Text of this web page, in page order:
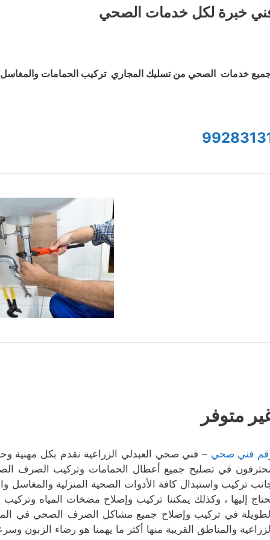
خبرة لكل خدمات الصحي
خدمات الصحي من تسليك المجاري تركيب الحمامات
متوفر
فني صحي – فني صحي العبدلي الزراعية نقدم بكل مهنية
في تصليح جميع أعطال الحمامات وتركيب الصرف
تركيب واستبدال كافة الأدوات الصحية المنزلية
إليها ، وكذلك يمكننا تركيب وإصلاح مضخات المياه
الطويلة في تركيب وإصلاح جميع مشاكل الصرف الصحي في
الزراعية والمناطق القريبة منها أكثر ما يهمنا هو رضاء الزبون